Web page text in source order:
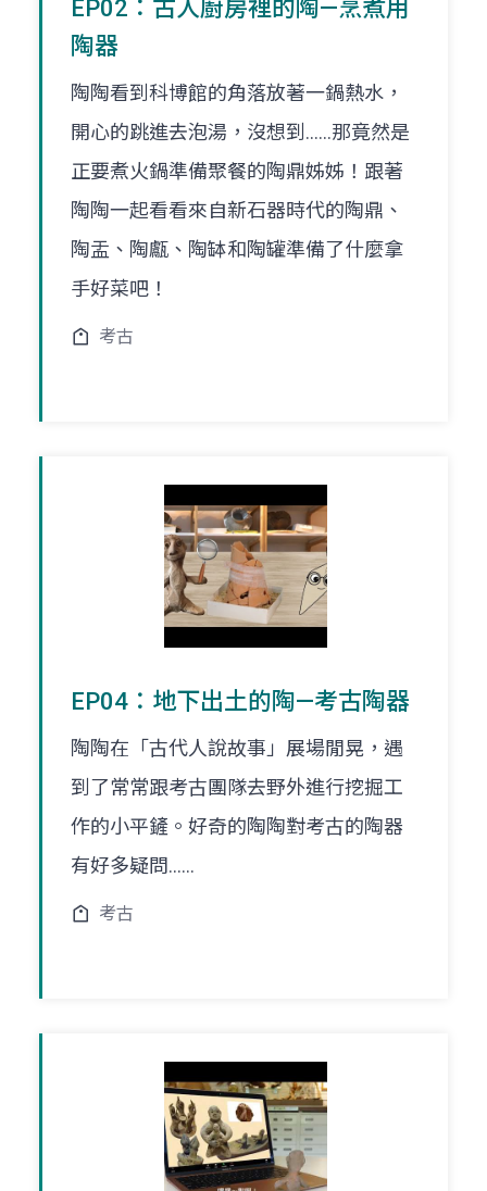
EP02：古人廚房裡的陶—烹煮用
陶器
陶陶看到科博館的角落放著一鍋熱水，
開心的跳進去泡湯，沒想到......那竟然是
正要煮火鍋準備聚餐的陶鼎姊姊！跟著
陶陶一起看看來自新石器時代的陶鼎、
陶盂、陶甗、陶缽和陶罐準備了什麼拿
手好菜吧！
考古
EP04：地下出土的陶—考古陶器
陶陶在「古代人說故事」展場閒晃，遇
到了常常跟考古團隊去野外進行挖掘工
作的小平鏟。好奇的陶陶對考古的陶器
有好多疑問......
考古